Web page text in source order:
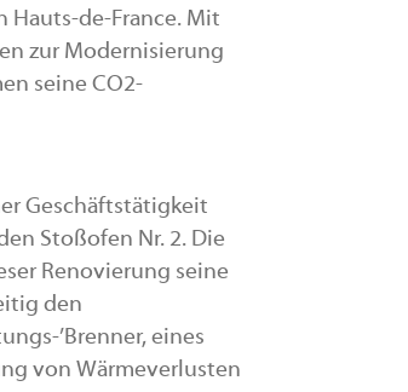
Hauts-de-France. Mit
zur Modernisierung
seine CO2-
Geschäftstätigkeit
Stoßofen Nr. 2. Die
Renovierung seine
den
’Brenner, eines
von Wärmeverlusten